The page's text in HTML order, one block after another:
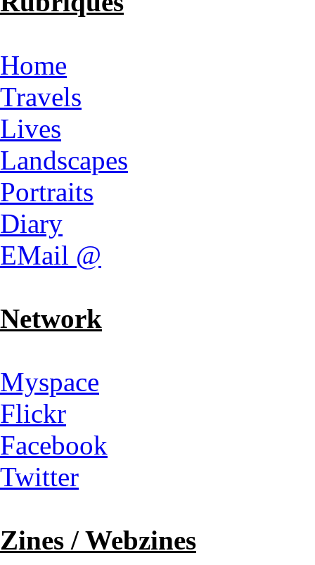
Home
Travels
Lives
Landscapes
Portraits
Diary
EMail @
Network
Myspace
Flickr
Facebook
Twitter
Zines / Webzines